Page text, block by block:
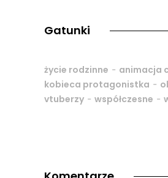
Gatunki
życie rodzinne - animacja
kobieca protagonistka -
vtuberzy - współczesne -